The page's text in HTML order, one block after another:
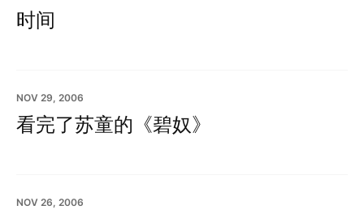
时间
NOV 29, 2006
看完了苏童的《碧奴》
NOV 26, 2006